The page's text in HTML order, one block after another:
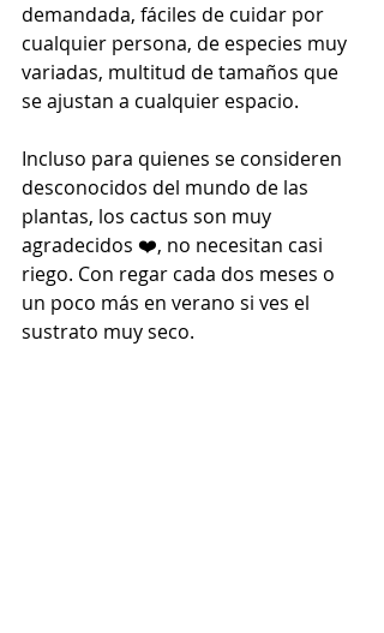
demandada, fáciles de cuidar por
cualquier persona, de especies muy
variadas, multitud de tamaños que
se ajustan a cualquier espacio.
Incluso para quienes se consideren
desconocidos del mundo de las
plantas, los cactus son muy
agradecidos ❤️, no necesitan casi
riego. Con regar cada dos meses o
un poco más en verano si ves el
sustrato muy seco.